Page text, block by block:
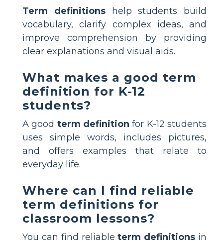
Term definitionshelp students build
vocabulary, clarify complex ideas, and
improve comprehension by providing
clear explanations and visual aids.
What makes a good term
definition for K-12
students?
A good term definition for K-12 students
uses simple words, includes pictures,
and offers examples that relate to
everyday life.
Where can I find reliable
term definitions for
classroom lessons?
You can find reliableterm definitions in